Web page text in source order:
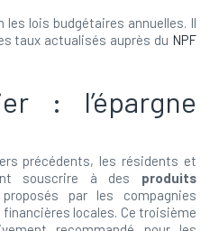
les lois budgétaires annuelles. Il
taux actualisés auprès du NPF
: l’épargne
précédents, les résidents et
souscrire à des produits
proposés par les compagnies
locales. Ce troisième